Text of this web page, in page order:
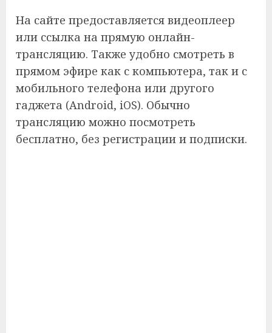
На сайте предоставляется видеоплеер
или ссылка на прямую онлайн-
трансляцию. Также удобно смотреть в
прямом эфире как с компьютера, так и с
мобильного телефона или другого
гаджета (Android, iOS). Обычно
трансляцию можно посмотреть
бесплатно, без регистрации и подписки.